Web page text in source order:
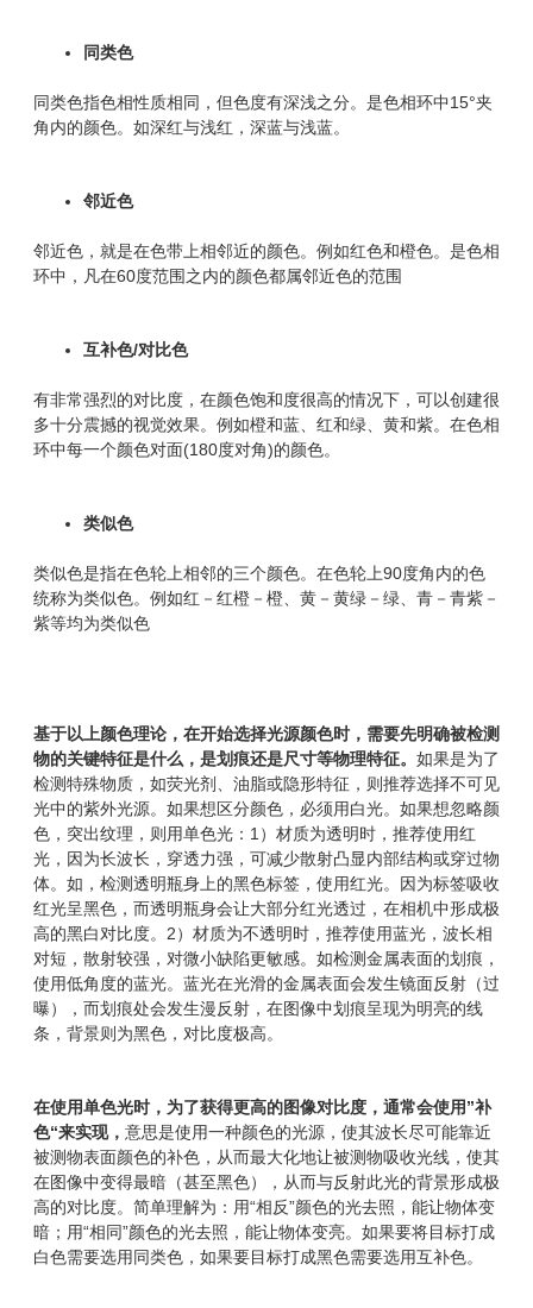
同类色
同类色指色相性质相同，但色度有深浅之分。是色相环中15°夹
角内的颜色。如深红与浅红，深蓝与浅蓝。
邻近色
邻近色，就是在色带上相邻近的颜色。例如红色和橙色。是色相
环中，凡在60度范围之内的颜色都属邻近色的范围
互补色/对比色
有非常强烈的对比度，在颜色饱和度很高的情况下，可以创建很
多十分震撼的视觉效果。例如橙和蓝、红和绿、黄和紫。在色相
环中每一个颜色对面(180度对角)的颜色。
类似色
类似色是指在色轮上相邻的三个颜色。在色轮上90度角内的色
统称为类似色。例如红－红橙－橙、黄－黄绿－绿、青－青紫－
紫等均为类似色
基于以上颜色理论，在开始选择光源颜色时，需要先明确被检测
物的关键特征是什么，是划痕还是尺寸等物理特征。 如果是为了
检测特殊物质，如荧光剂、油脂或隐形特征，则推荐选择不可见
光中的紫外光源。如果想区分颜色，必须用白光。如果想忽略颜
色，突出纹理，则用单色光：1）材质为透明时，推荐使用红
光，因为长波长，穿透力强，可减少散射凸显内部结构或穿过物
体。如，检测透明瓶身上的黑色标签，使用红光。因为标签吸收
红光呈黑色，而透明瓶身会让大部分红光透过，在相机中形成极
高的黑白对比度。2）材质为不透明时，推荐使用蓝光，波长相
对短，散射较强，对微小缺陷更敏感。如检测金属表面的划痕，
使用低角度的蓝光。蓝光在光滑的金属表面会发生镜面反射（过
曝），而划痕处会发生漫反射，在图像中划痕呈现为明亮的线
条，背景则为黑色，对比度极高。
在使用单色光时，为了获得更高的图像对比度，通常会使用”补
色“来实现， 意思是使用一种颜色的光源，使其波长尽可能靠近
被测物表面颜色的补色，从而最大化地让被测物吸收光线，使其
在图像中变得最暗（甚至黑色），从而与反射此光的背景形成极
高的对比度。简单理解为：用“相反”颜色的光去照，能让物体变
暗；用“相同”颜色的光去照，能让物体变亮。如果要将目标打成
白色需要选用同类色，如果要目标打成黑色需要选用互补色。